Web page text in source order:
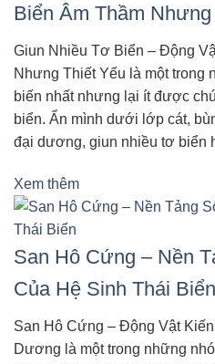
Biển Âm Thầm
Giun Nhiều Tơ Biển – Động
Nhưng Thiết Yếu là một trong
biến nhất nhưng lại ít được
biển. Ẩn mình dưới lớp cát,
đại dương, giun nhiều tơ biển
Xem thêm
San Hô Cứng – Nền
Của Hệ Sinh Thái Biển
San Hô Cứng – Động Vật
Dương là một trong những